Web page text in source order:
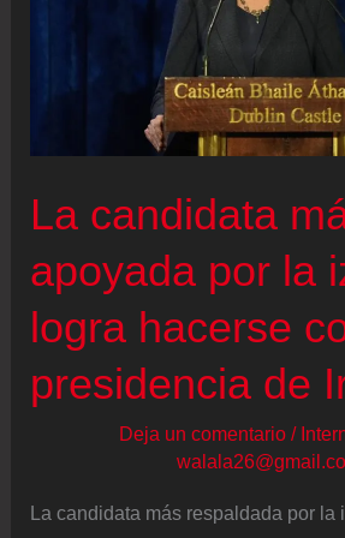
La candidata
apoyada por la
logra hacerse
presidencia de
Deja un comentario /
La candidata más respaldada por la